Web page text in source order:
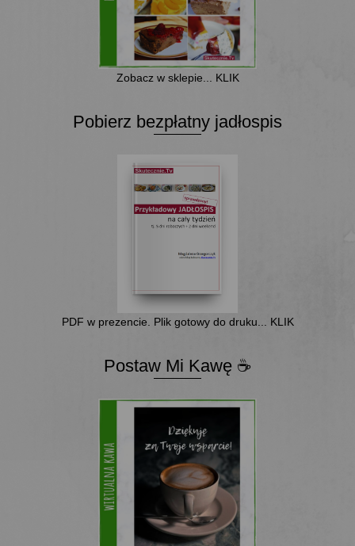
Zobacz w sklepie... KLIK
Pobierz bezpłatny jadłospis
PDF w prezencie. Plik gotowy do druku... KLIK
Postaw Mi Kawę ☕